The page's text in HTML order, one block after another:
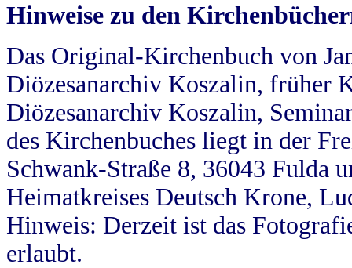
Hinweise zu den
Das Original-Kirchenbuch von
Diözesanarchiv Koszalin, früher
Diözesanarchiv Koszalin,
des Kirchenbuches liegt in der
Schwank-Straße 8, 36043 Fulda
Heimatkreises Deutsch Krone,
Hinweis: Derzeit ist das
erlaubt.